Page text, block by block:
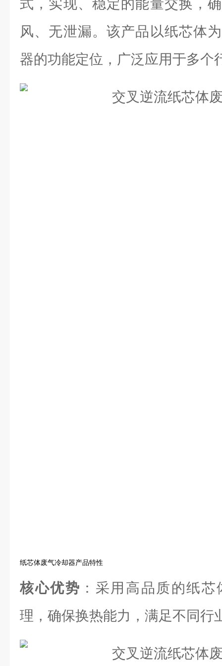
式，实现、稳定的能量交换，
风、无泄漏。该产品以纸芯体
器的功能定位，广泛应用于多个
纸芯体废气冷却器产品特性
核心优势 ：采用高品质的纸
理，确保换热能力，满足不同行